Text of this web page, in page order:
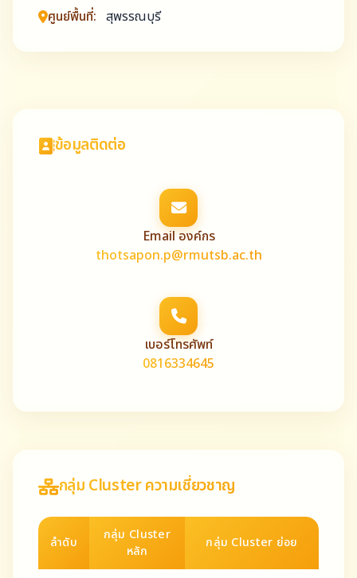
ศูนย์พื้นที่: สุพรรณบุรี
ข้อมูลติดต่อ
Email องค์กร
thotsapon.p@rmutsb.ac.th
เบอร์โทรศัพท์
0816334645
กลุ่ม Cluster ความเชี่ยวชาญ
ลำดับ
กลุ่ม Cluster
หลัก
กลุ่ม Cluster ย่อย